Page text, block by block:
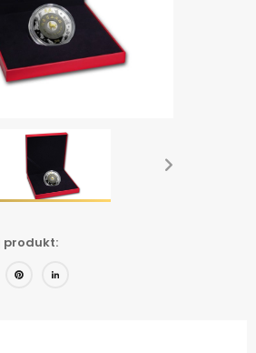
produkt:
TwitterPinterest